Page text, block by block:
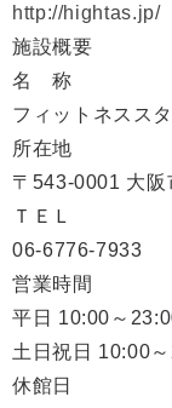
http://hightas.jp/
施設概要
名 称
フィットネスス
所在地
〒543-0001 大
ＴＥＬ
06-6776-7933
営業時間
平日 10:00～
土日祝日 10:00
休館日